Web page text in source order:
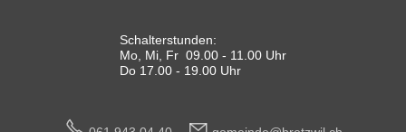
Schalterstunden:
Mo, Mi, Fr 09.00 - 11.00 Uhr
Do 17.00 - 19.00 Uhr